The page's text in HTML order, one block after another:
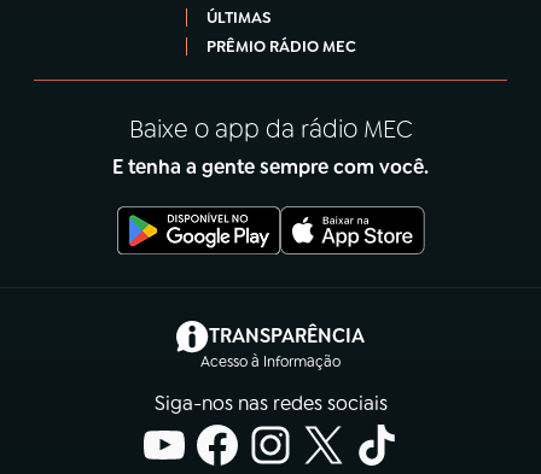
ÚLTIMAS
PRÊMIO RÁDIO MEC
Baixe o app da rádio MEC
E tenha a gente sempre com você.
TRANSPARÊNCIA
Acesso à Informação
(abre em nova aba)
Siga-nos nas redes sociais